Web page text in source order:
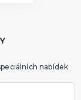
nabídek